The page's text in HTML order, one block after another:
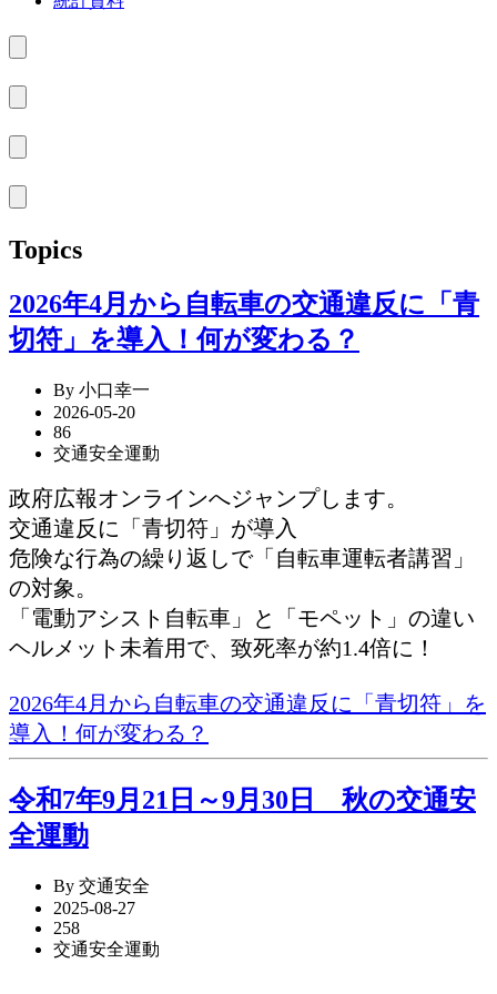
Topics
2026年4月から自転車の交通違反に「青
切符」を導入！何が変わる？
By 小口幸一
2026-05-20
86
交通安全運動
政府広報オンラインへジャンプします。
交通違反に「青切符」が導入
危険な行為の繰り返しで「自転車運転者講習」
の対象。
「電動アシスト自転車」と「モペット」の違い
ヘルメット未着用で、致死率が約1.4倍に！
2026年4月から自転車の交通違反に「青切符」を
導入！何が変わる？
令和7年9月21日～9月30日 秋の交通安
全運動
By 交通安全
2025-08-27
258
交通安全運動